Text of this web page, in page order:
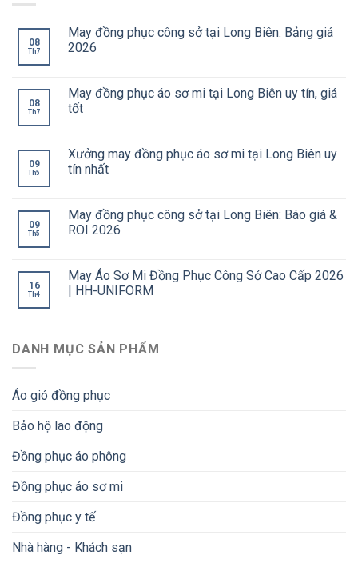
08
Th7
May đồng phục công sở tại Long Biên: Bảng giá
2026
08
Th7
May đồng phục áo sơ mi tại Long Biên uy tín, giá
tốt
09
Th5
Xưởng may đồng phục áo sơ mi tại Long Biên uy
tín nhất
09
Th5
May đồng phục công sở tại Long Biên: Báo giá &
ROI 2026
16
Th4
May Áo Sơ Mi Đồng Phục Công Sở Cao Cấp 2026
| HH-UNIFORM
DANH MỤC SẢN PHẨM
Áo gió đồng phục
Bảo hộ lao động
Đồng phục áo phông
Đồng phục áo sơ mi
Đồng phục y tế
Nhà hàng - Khách sạn